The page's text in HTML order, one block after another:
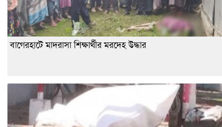
বাগেরহাটে মাদরাসা শিক্ষার্থীর মরদেহ উদ্ধার